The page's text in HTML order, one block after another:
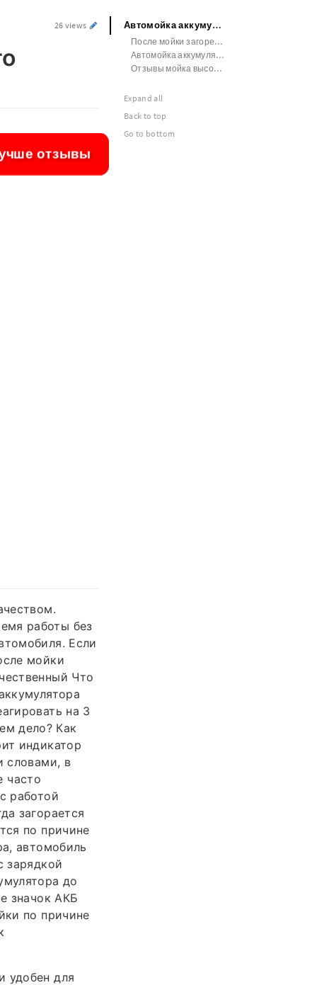
26 views
отзывы
работы без
Если
мойки
Что
на 3
дело? Как
индикатор
словами, в
часто
работой
загорается
по причине
автомобиль
зарядкой
до
значок АКБ
по причине
удобен для
Автомойка аккумуляторная высокого давления какая лучше отзывы
После мойки загорелся аккумулятор
Автомойка аккумуляторная бесщеточная
Отзывы мойка высокого давления на аккумуляторе galimet
Expand all
Back to top
Go to bottom